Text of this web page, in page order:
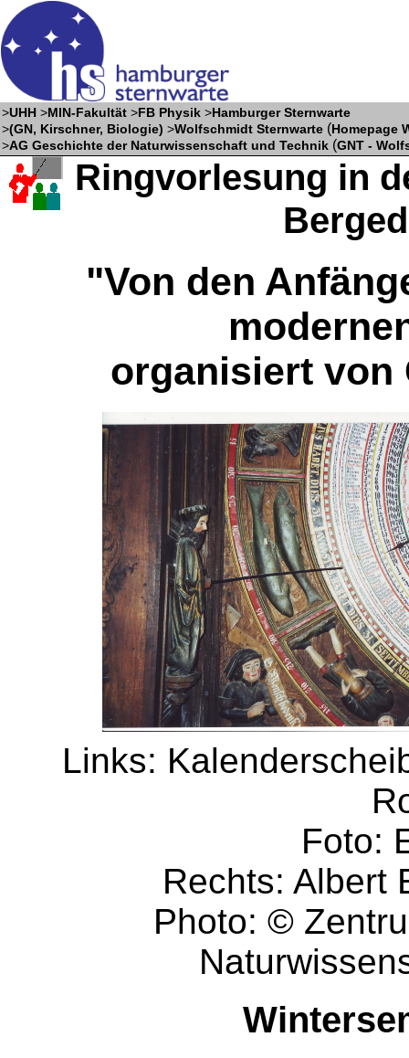
>UHH >MIN-Fakultät >FB Physik >Hamburger Sternwarte
>(GN, Kirschner, Biologie) >Wolfschmidt Sternwarte (Homepage
>AG Geschichte der Naturwissenschaft und Technik (GNT -
Ringvorlesung in
"Von den
organisiert von
Links:
Foto:
Rechts: Albert
Photo: ©